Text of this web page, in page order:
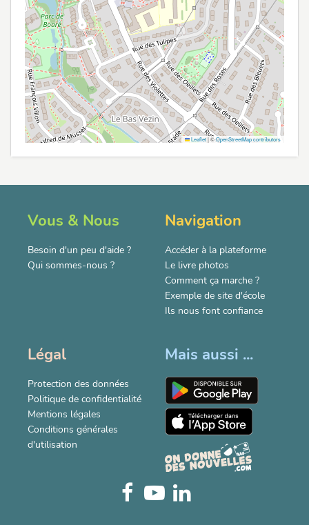
Leaflet|©OpenStreetMap contributors
Vous & Nous
Besoin d'un peu d'aide ?
Qui sommes-nous ?
Navigation
Accéder à la plateforme
Le livre photos
Comment ça marche ?
Exemple de site d'école
Ils nous font confiance
Légal
Protection des données
Politique de confidentialité
Mentions légales
Conditions générales
d'utilisation
Mais aussi ...